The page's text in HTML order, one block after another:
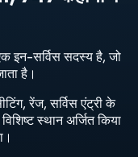
इन-सर्विस सदस्य है, जो
है।
रेंज, सर्विस एंट्री के
स्थान अर्जित किया